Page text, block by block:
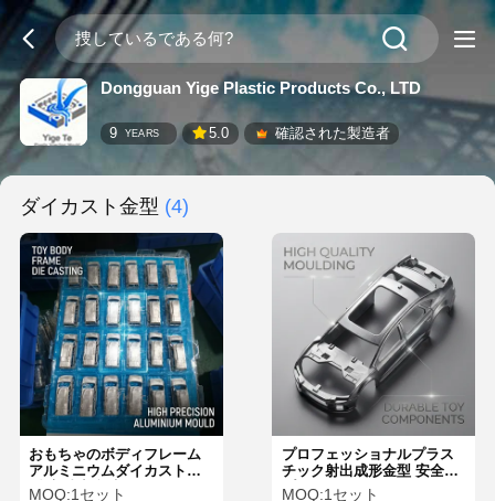
Dongguan Yige Plastic Products Co., LTD
9 YEARS 5.0 確認された製造者
ダイカスト金型 (4)
おもちゃのボディフレーム
アルミニウムダイカスト金
型 高精度 効率的 子供のお
MOQ:1セット
プロフェッショナルプラス
チック射出成形金型 安全な
プラスチックおもちゃアク
MOQ:1セット